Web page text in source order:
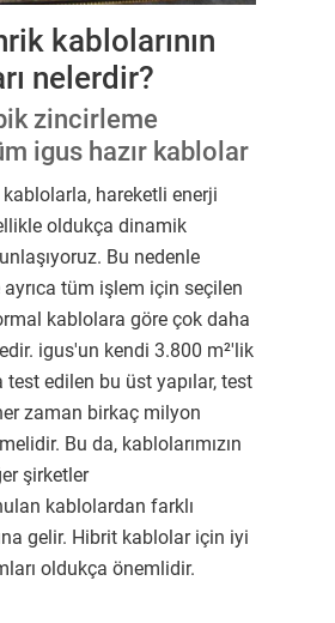
kablolarının
nelerdir?
zincirleme
igus hazır kablolar
hareketli enerji
oldukça dinamik
Bu nedenle
ayrıca tüm işlem için seçilen
kablolara göre çok daha
igus'un kendi 3.800 m²'lik
test edilen bu üst yapılar, test
zaman birkaç milyon
Bu da, kablolarımızın
şirketler
kablolardan farklı
gelir. Hibrit kablolar için iyi
oldukça önemlidir.